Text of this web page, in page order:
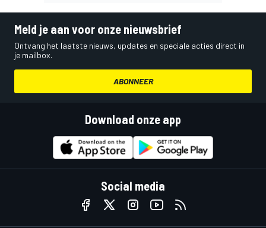
Meld je aan voor onze nieuwsbrief
Ontvang het laatste nieuws, updates en speciale acties direct in
je mailbox.
ABONNEER
Download onze app
Social media